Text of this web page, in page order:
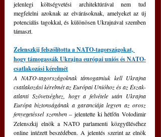
jelenlegi költségvetési architektúrával nem tud
megfelelni azoknak az elvárásoknak, amelyeket az új
potenciális tagokkal, és különösen Ukrajnával szemben
támaszt.
Zelenszkij felszólította a NATO-tagországokat,
hogy támogassák Ukrajna európai uniós és NATO-
csatlakozási kérelmét
A NATO-tagországoknak támogatniuk kell Ukrajna
csatlakozási kérelmét az Európai Unióhoz és az Észak-
atlanti Szövetséghez, hogy a felvétele után Ukrajna
Európa biztonságának a garanciája legyen az orosz
fenyegetéssel szemben – jelentette ki hétfőn Volodimir
Zelenszkij elnök a NATO parlamenti közgyűléséhez
online intézett beszédében. A jelentés szerint az elnök